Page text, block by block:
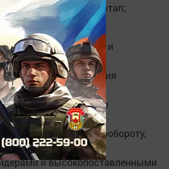
(развивающий) этап;
в себя общую и
программы
по итогам прохождения
рамках общей
интенсивы по
деловому документообороту,
с
и высокопоставленными